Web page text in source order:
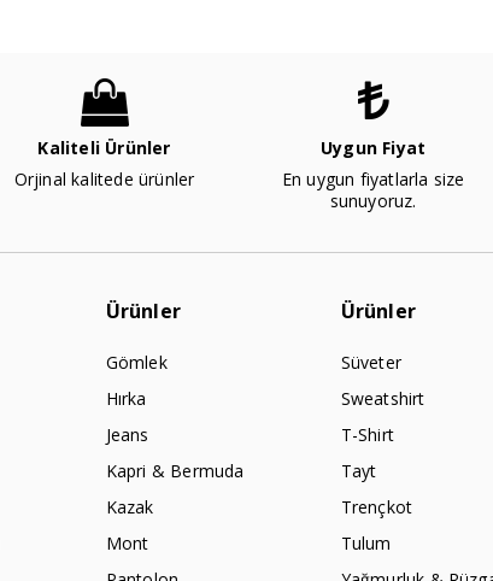
Kaliteli Ürünler
Orjinal kalitede ürünler
Uygun Fiyat
En uygun fiyatlarla size
sunuyoruz.
Ürünler
Gömlek
Hırka
Jeans
Kapri & Bermuda
Kazak
Mont
Ürünler
Süveter
Sweatshirt
T-Shirt
Tayt
Trençkot
Tulum